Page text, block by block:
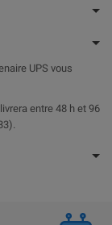
UPS vous
entre 48 h et 96